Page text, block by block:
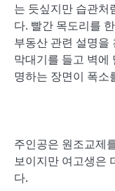
는 듯싶지만 습관처
다. 빨간 목도리를
부동산 관련 설명을
막대기를 들고 벽에
명하는 장면이 폭소
주인공은 원조교제
보이지만 여고생은
다.